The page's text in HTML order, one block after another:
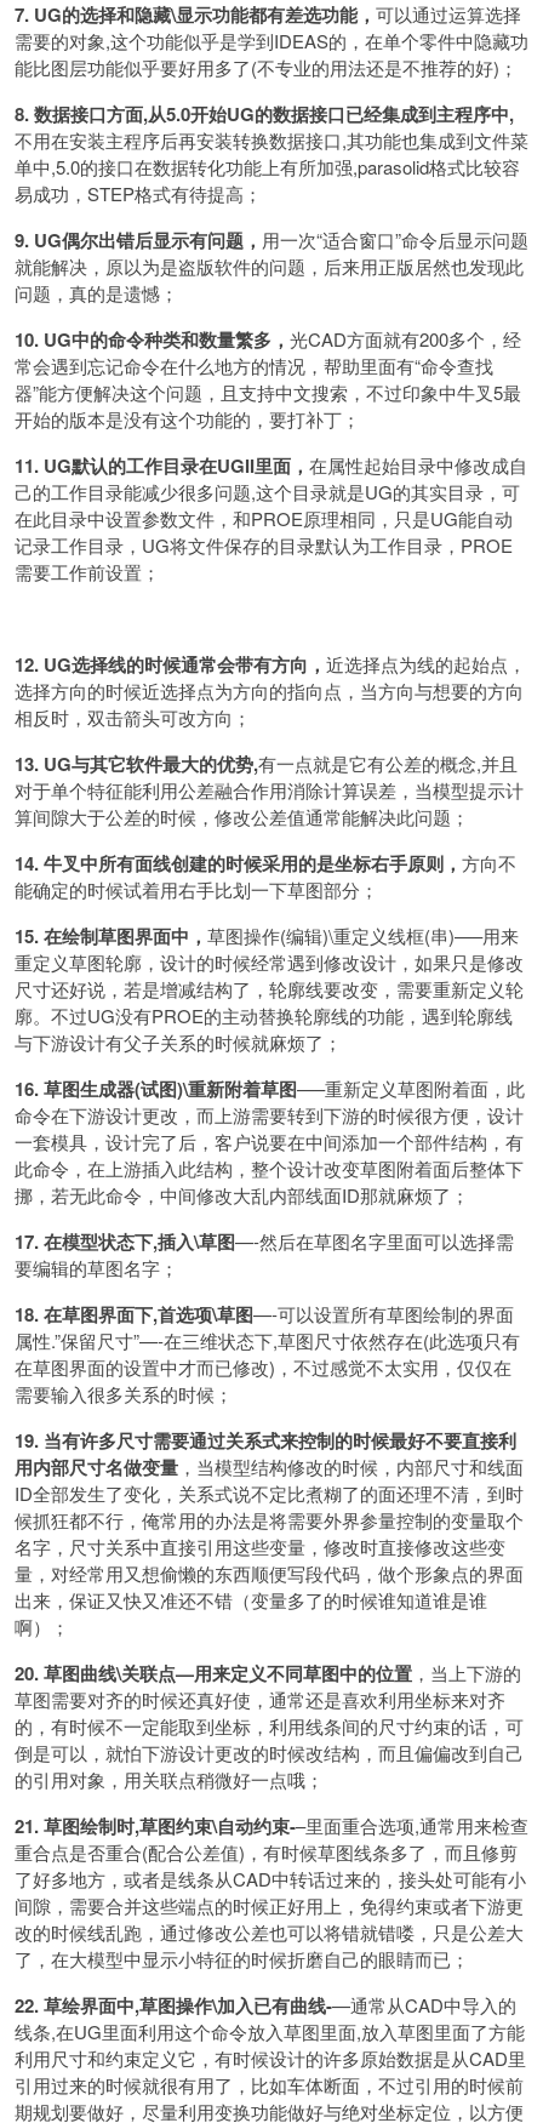
7. UG的选择和隐藏\显示功能都有差选功能， 可以通过运算选择
需要的对象,这个功能似乎是学到IDEAS的，在单个零件中隐藏功
能比图层功能似乎要好用多了(不专业的用法还是不推荐的好)；
8. 数据接口方面,从5.0开始UG的数据接口已经集成到主程序中,
不用在安装主程序后再安装转换数据接口,其功能也集成到文件菜
单中,5.0的接口在数据转化功能上有所加强,parasolid格式比较容
易成功，STEP格式有待提高；
9. UG偶尔出错后显示有问题， 用一次“适合窗口”命令后显示问题
就能解决，原以为是盗版软件的问题，后来用正版居然也发现此
问题，真的是遗憾；
10. UG中的命令种类和数量繁多， 光CAD方面就有200多个，经
常会遇到忘记命令在什么地方的情况，帮助里面有“命令查找
器”能方便解决这个问题，且支持中文搜索，不过印象中牛叉5最
开始的版本是没有这个功能的，要打补丁；
11. UG默认的工作目录在UGII里面， 在属性起始目录中修改成自
己的工作目录能减少很多问题,这个目录就是UG的其实目录，可
在此目录中设置参数文件，和PROE原理相同，只是UG能自动
记录工作目录，UG将文件保存的目录默认为工作目录，PROE
需要工作前设置；
12. UG选择线的时候通常会带有方向， 近选择点为线的起始点，
选择方向的时候近选择点为方向的指向点，当方向与想要的方向
相反时，双击箭头可改方向；
13. UG与其它软件最大的优势,有一点就是它有公差的概念,并且
对于单个特征能利用公差融合作用消除计算误差，当模型提示计
算间隙大于公差的时候，修改公差值通常能解决此问题；
14. 牛叉中所有面线创建的时候采用的是坐标右手原则， 方向不
能确定的时候试着用右手比划一下草图部分；
15. 在绘制草图界面中， 草图操作(编辑)\重定义线框(串)—–用来
重定义草图轮廓，设计的时候经常遇到修改设计，如果只是修改
尺寸还好说，若是增减结构了，轮廓线要改变，需要重新定义轮
廓。不过UG没有PROE的主动替换轮廓线的功能，遇到轮廓线
与下游设计有父子关系的时候就麻烦了；
16. 草图生成器(试图)\重新附着草图—–重新定义草图附着面，此
命令在下游设计更改，而上游需要转到下游的时候很方便，设计
一套模具，设计完了后，客户说要在中间添加一个部件结构，有
此命令，在上游插入此结构，整个设计改变草图附着面后整体下
挪，若无此命令，中间修改大乱内部线面ID那就麻烦了；
17. 在模型状态下,插入\草图—-然后在草图名字里面可以选择需
要编辑的草图名字；
18. 在草图界面下,首选项\草图—-可以设置所有草图绘制的界面
属性.”保留尺寸”—-在三维状态下,草图尺寸依然存在(此选项只有
在草图界面的设置中才而已修改)，不过感觉不太实用，仅仅在
需要输入很多关系的时候；
19. 当有许多尺寸需要通过关系式来控制的时候最好不要直接利
用内部尺寸名做变量 ，当模型结构修改的时候，内部尺寸和线面
ID全部发生了变化，关系式说不定比煮糊了的面还理不清，到时
候抓狂都不行，俺常用的办法是将需要外界参量控制的变量取个
名字，尺寸关系中直接引用这些变量，修改时直接修改这些变
量，对经常用又想偷懒的东西顺便写段代码，做个形象点的界面
出来，保证又快又准还不错（变量多了的时候谁知道谁是谁
啊）；
20. 草图曲线\关联点—用来定义不同草图中的位置 ，当上下游的
草图需要对齐的时候还真好使，通常还是喜欢利用坐标来对齐
的，有时候不一定能取到坐标，利用线条间的尺寸约束的话，可
倒是可以，就怕下游设计更改的时候改结构，而且偏偏改到自己
的引用对象，用关联点稍微好一点哦；
21. 草图绘制时,草图约束\自动约束-–里面重合选项,通常用来检查
重合点是否重合(配合公差值)，有时候草图线条多了，而且修剪
了好多地方，或者是线条从CAD中转话过来的，接头处可能有小
间隙，需要合并这些端点的时候正好用上，免得约束或者下游更
改的时候线乱跑，通过修改公差也可以将错就错喽，只是公差大
了，在大模型中显示小特征的时候折磨自己的眼睛而已；
22. 草绘界面中,草图操作\加入已有曲线-—通常从CAD中导入的
线条,在UG里面利用这个命令放入草图里面,放入草图里面了方能
利用尺寸和约束定义它，有时候设计的许多原始数据是从CAD里
引用过来的时候就很有用了，比如车体断面，不过引用的时候前
期规划要做好，尽量利用变换功能做好与绝对坐标定位，以方便